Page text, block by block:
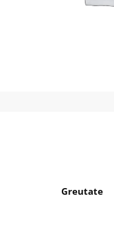
Greutate